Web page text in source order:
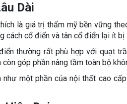
Dài
là giá trị thẩm mỹ bền vững
cách cổ điển và tân cổ điển lại ít bị
thường rất phù hợp với quạt
góp phần nâng tầm toàn bộ
như một phần của nội thất cao